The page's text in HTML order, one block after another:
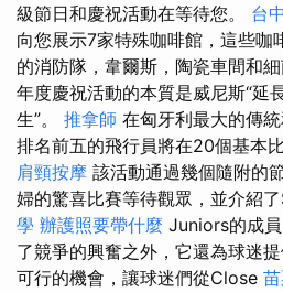
級節日和慶祝活動在等待您。 台
向您展示7家特殊咖啡館，這些咖
的消防隊，韋爾斯，陶瓷車間和
年度慶祝活動的本質是威尼斯“延
生”。 推拿師 在匈牙利最大的傳
排名前五的飛行員將在20個基本
肩頸按摩 該活動通過幾個隨附的
婦的驚喜比賽等待觀眾，並介紹
學 辦護照要帶什麼 Juniors的成員
了競爭的興奮之外，它還為球迷
可行的機會，讓球迷們從Close